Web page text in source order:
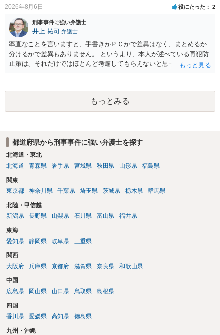
2026年8月6日 役にたった 2
刑事事件に強い弁護士
井上 祐司 弁護士
率直なことを言いますと、手書きかＰＣかで差異はなく、まとめるか
分けるかで差異もありません。 というより、本人が述べている再犯防
止策は、それだけではほとんど考慮してもらえないと思った方が良い
やカウンセリング・治療の内容 ・利用している再犯防止策（例えば保
護観察所と連携した職業支援の内容や具体的な就労・監督状況） ・監
督者の証言 など、証拠で担保された客観性と実現可能性があるもので
なければあまり意味がありません。 もともと執行猶予が狙える事案で
いうのが実感です。
もっとみる
都道府県から刑事事件に強い弁護士を探す
北海道・東北
北海道
青森県 岩手県 宮城県 秋田県 山形県 福島県
関東
東京都
神奈川県 千葉県 埼玉県 茨城県 栃木県 群馬県
北陸・甲信越
新潟県
長野県 山梨県 石川県 富山県 福井県
東海
愛知県
静岡県 岐阜県 三重県
関西
大阪府
兵庫県 京都府 滋賀県 奈良県 和歌山県
中国
広島県
岡山県 山口県 鳥取県 島根県
四国
香川県
愛媛県 高知県 徳島県
九州・沖縄